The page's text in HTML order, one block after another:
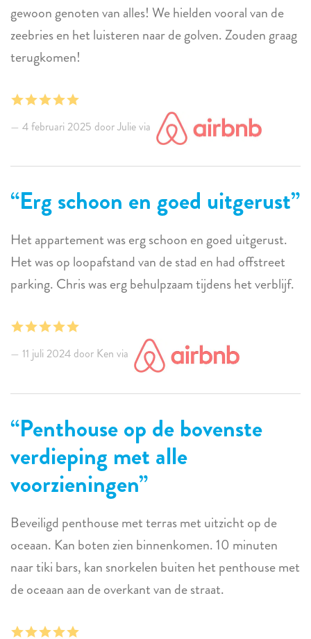
waren low-key en kwamen hier om te duiken, maar de
plek is prachtig met een ongelooflijke buitenruimte als
je op zoek bent naar een plek met leuke voorzieningen.
graag verder!
Bedankt dat je ons bij je hebt laten verblijven!
gewoon genoten van alles! We hielden vooral van de
zeebries en het luisteren naar de golven. Zouden graag
terugkomen!
4 februari 2025 door Julie via
Erg schoon en goed uitgerust
Het appartement was erg schoon en goed uitgerust.
Het was op loopafstand van de stad en had offstreet
parking. Chris was erg behulpzaam tijdens het verblijf.
11 juli 2024 door Ken via
Penthouse op de bovenste
verdieping met alle
voorzieningen
Beveiligd penthouse met terras met uitzicht op de
oceaan. Kan boten zien binnenkomen. 10 minuten
naar tiki bars, kan snorkelen buiten het penthouse met
de oceaan aan de overkant van de straat.